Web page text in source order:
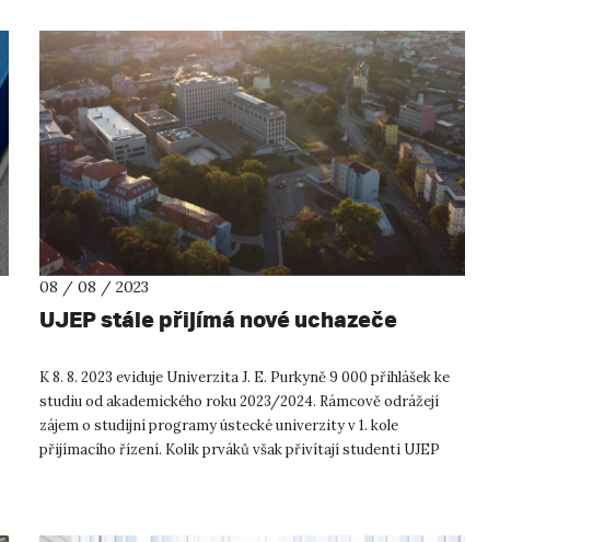
08 / 08 / 2023
UJEP stále přijímá nové uchazeče
K 8. 8. 2023 eviduje Univerzita J. E. Purkyně 9 000 přihlášek ke
studiu od akademického roku 2023/2024. Rámcově odrážejí
zájem o studijní programy ústecké univerzity v 1. kole
přijímacího řízení. Kolik prváků však přivítají studenti UJEP